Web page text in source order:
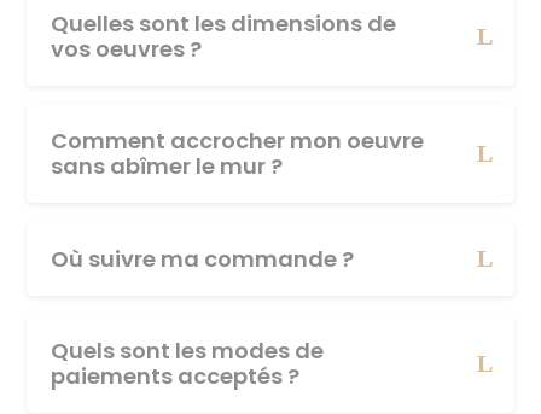
Quelles sont les dimensions de
vos oeuvres ?
Comment accrocher mon oeuvre
sans abîmer le mur ?
Où suivre ma commande ?
Quels sont les modes de
paiements acceptés ?